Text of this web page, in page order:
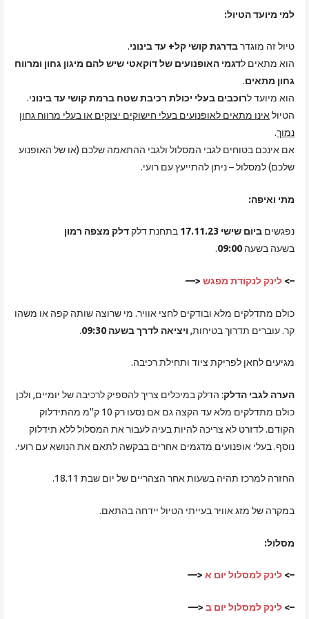
למי מיועד הטיול:
טיול זה מוגדרבדרגת קושי קל+ עד בינוני.
הוא מתאים לדגמי האופנועים של דוקאטי שיש להם מיגון גחון ומרווח
גחון מתאים.
הוא מיועד לרוכבים בעלי יכולת רכיבת שטח ברמת קושי עד בינוני.
הטיולאינו מתאים לאופנועים בעלי חישוקים יצוקים או בעלי מרווח גחון
נמוך.
אם אינכם בטוחים לגבי המסלול ולגבי ההתאמה שלכם (או של האופנוע
שלכם) למסלול – ניתן להתייעץ עם רועי.
מתי ואיפה:
נפגשים ביום שישי 17.11.23 בתחנת דלקדלק מצפה רמון
בשעה בשעה09:00
.
–> לינק לנקודת מפגש<—
כולם מתדלקים מלא ובודקים לחצי אוויר. מי שרוצה שותה קפה או משהו
קר. עוברים תדרוך בטיחות, ויציאה לדרך בשעה 09:30 .
מגיעים לחאן לפריקת ציוד ותחילת רכיבה.
הערה לגבי הדלק: הדלק במיכלים צריך להספיק לרכיבה של יומיים, ולכן
כולם מתדלקים מלא עד הקצה גם אם נסעו רק 10 ק"מ מהתידלוק
הקודם. לדזרט לא צריכה להיות בעיה לעבור את המסלול ללא תידלוק
נוסף. בעלי אופנועים מדגמים אחרים בבקשה לתאם את הנושא עם רועי.
החזרה למרכז תהיה בשעות אחר הצהריים של יום שבת 18.11.
במקרה של מזג אוויר בעייתי הטיול יידחה בהתאם.
מסלול:
–> לינק למסלול יום א<—
–> לינק למסלול יום ב<—